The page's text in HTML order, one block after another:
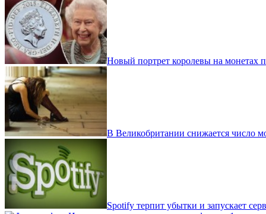
Новый портрет королевы на монетах
В Великобритании снижается число
Spotify терпит убытки и запускает